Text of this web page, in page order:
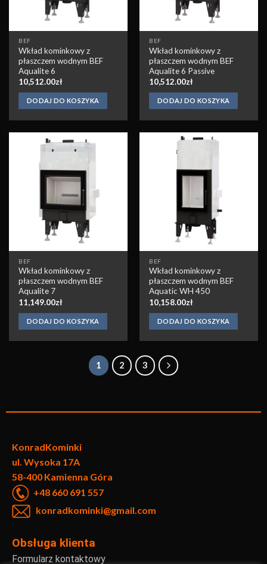
BEF
Wkład kominkowy z
płaszczem wodnym BEF
Aqualite 6
10,512.00zł
DODAJ DO KOSZYKA
BEF
Wkład kominkowy z
płaszczem wodnym BEF
Aqualite 6 Passive
10,512.00zł
DODAJ DO KOSZYKA
BEF
Wkład kominkowy z
płaszczem wodnym BEF
Aqualite 7
11,149.00zł
DODAJ DO KOSZYKA
BEF
Wkład kominkowy z
płaszczem wodnym BEF
Aquatic WH 450
10,158.00zł
DODAJ DO KOSZYKA
1 2 3
KonradKominki
ul. Wysoka 17A
58-400 Kamienna Góra
+48 660 691 557
konradkominki@gmail.com
Obsługa klienta
Formularz kontaktowy